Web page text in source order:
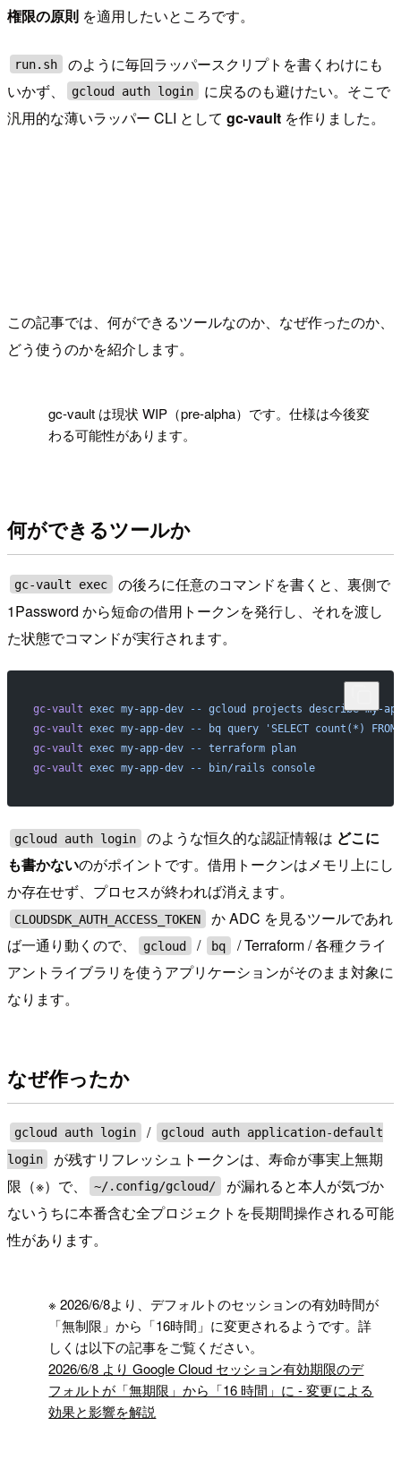
権限の原則 を適用したいところです。
run.sh
のように毎回ラッパースクリプトを書くわけにも
いかず、
gcloud auth login
に戻るのも避けたい。そこで
汎用的な薄いラッパー CLI として gc-vault を作りました。
この記事では、何ができるツールなのか、なぜ作ったのか、
どう使うのかを紹介します。
gc-vault は現状 WIP（pre-alpha）です。仕様は今後変
わる可能性があります。
何ができるツールか
gc-vault exec
の後ろに任意のコマンドを書くと、裏側で
1Password から短命の借用トークンを発行し、それを渡し
た状態でコマンドが実行されます。
gc-vault exec my-app-dev -- gcloud projects describe my-
gc-vault exec my-app-dev -- bq query 'SELECT count(*)
gc-vault exec my-app-dev -- terraform plan
gc-vault exec my-app-dev -- bin/rails console
gcloud auth login のような恒久的な認証情報は どこに
も書かないのがポイントです。借用トークンはメモリ上にし
か存在せず、プロセスが終われば消えます。
CLOUDSDK_AUTH_ACCESS_TOKEN
か ADC を見るツールであれ
ば一通り動くので、
gcloud / bq
/ Terraform / 各種クライ
アントライブラリを使うアプリケーションがそのまま対象に
なります。
なぜ作ったか
gcloud auth login /
gcloud auth application-default
login
が残すリフレッシュトークンは、寿命が事実上無期
限（※）で、
~/.config/gcloud/
が漏れると本人が気づか
ないうちに本番含む全プロジェクトを長期間操作される可能
性があります。
※ 2026/6/8より、デフォルトのセッションの有効時間が
「無制限」から「16時間」に変更されるようです。詳
しくは以下の記事をご覧ください。
2026/6/8 より Google Cloud セッション有効期限のデ
フォルトが「無期限」から「16 時間」に - 変更による
効果と影響を解説